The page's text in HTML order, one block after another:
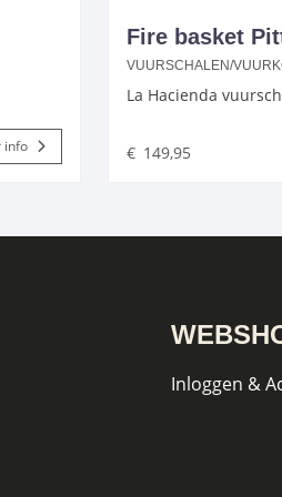
info
Fire basket
VUURSCHALEN/
La Hacienda
€ 149,95
Inloggen &